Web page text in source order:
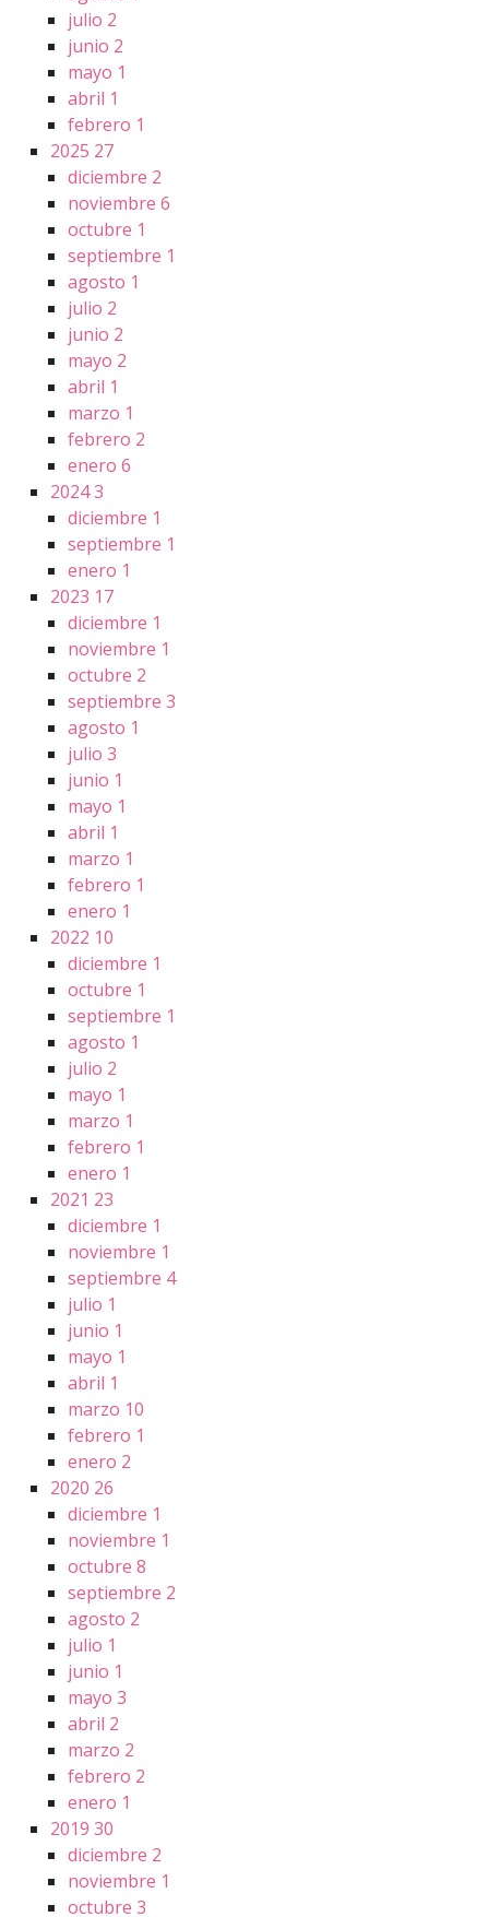
julio 2
junio 2
mayo 1
abril 1
febrero 1
2025 27
diciembre 2
noviembre 6
octubre 1
septiembre 1
agosto 1
julio 2
junio 2
mayo 2
abril 1
marzo 1
febrero 2
enero 6
20243
diciembre 1
septiembre 1
enero 1
2023 17
diciembre 1
noviembre 1
octubre 2
septiembre 3
agosto 1
julio 3
junio 1
mayo 1
abril 1
marzo 1
febrero 1
enero 1
2022 10
diciembre 1
octubre 1
septiembre 1
agosto 1
julio 2
mayo 1
marzo 1
febrero 1
enero 1
2021 23
diciembre 1
noviembre 1
septiembre 4
julio 1
junio 1
mayo 1
abril 1
marzo 10
febrero 1
enero 2
2020 26
diciembre 1
noviembre 1
octubre 8
septiembre 2
agosto 2
julio 1
junio 1
mayo 3
abril 2
marzo 2
febrero 2
enero 1
2019 30
diciembre 2
noviembre 1
octubre 3